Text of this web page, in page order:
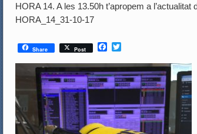
HORA 14. A les 13.50h t’apropem a
HORA_14_31-10-17
Share Post
F
c
e
b
o
k
i
t
t
r